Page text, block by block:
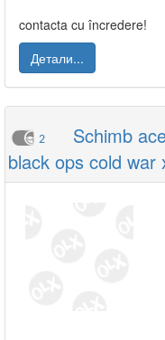
contacta cu încredere!
Детали...
2
Schimb
black ops cold war